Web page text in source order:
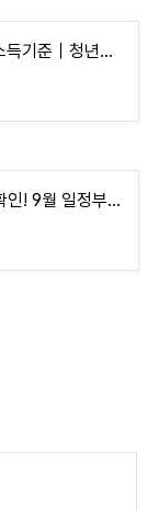
2025 주거급여 신청자격, 소득기준｜청년분리지급, 지급액계산법까지
근로장려금 반기신청 조건 확인! 9월 일정부터 지급일까지 한눈에